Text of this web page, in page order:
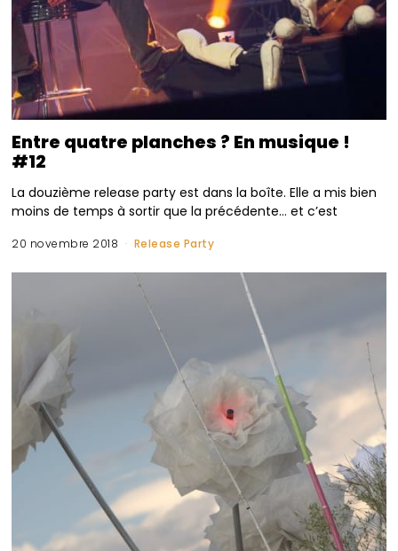
Entre quatre planches ? En musique !
#12
La douzième release party est dans la boîte. Elle a mis bien
moins de temps à sortir que la précédente… et c’est
20 novembre 2018 Release Party